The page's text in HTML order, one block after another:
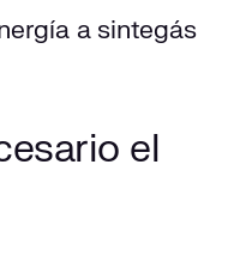
a sintegás
el